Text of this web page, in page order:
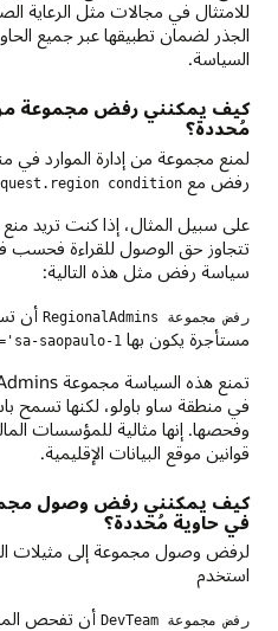
للامتثال في مجالات مثل الرعاية
الجذر لضمان تطبيقها عبر جميع
السياسة.
كيف يمكنني رفض مجموعة من
مُحددة؟
لمنع مجموعة من إدارة الموارد
رفض مع condition
على سبيل المثال، إذا كنت تريد
تتجاوز حق الوصول للقراءة فحسب
سياسة رفض مثل هذه التالية:
رفض مجموعة RegionalAdmins
أن
مستأجرة يكون بها saopaulo-1'
في منطقة ساو باولو، لكنها تسمح
وفحصها. إنها مثالية للمؤسسات
قوانين موقع البيانات الإقليمية.
كيف يمكنني رفض وصول
في حاوية مُحددة؟
لرفض وصول مجموعة إلى مثيلات
استخدم
رفض مجموعة DevTeam أن تفحص